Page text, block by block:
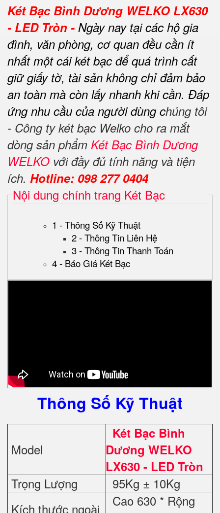
Két Bạc Bình Dương WELKO LX630
- LED Tròn - Ngày nay tại các hộ gia
đình, văn phòng, cơ quan đều cần ít
nhất một cái két bạc để quá trình cất
giữ giấy tờ, tài sản không chỉ đảm bảo
an toàn mà còn lấy nhanh khi cần. Đáp
ứng nhu cầu của người dùng chúng tôi
- Công ty két bạc Welko cho ra mắt
dòng sản phẩm Két Bạc Bình Dương
WELKO với đầy đủ tính năng và tiện
ích. Hotline: 098 277 0404
Nội dung chính trang Két Bạc
1 - Thông Số Kỹ Thuật
2 - Thông Tin Liên Hệ
3 - Thông Tin Thanh Toán
4 - Báo Giá Két Bạc
Thông Số Kỹ Thuật
Model
Két Bạc Bình
Dương WELKO
LX630 - LED Tròn
Trọng Lượng
95Kg ± 10Kg
Kích thước ngoài
Cao 630 * Rộng